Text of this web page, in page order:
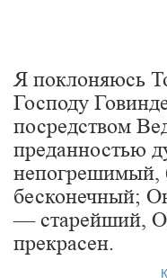
Я поклоняюсь
Господу
посредством
преданностью
непогрешимый,
бесконечный;
— старейший,
прекрасен.